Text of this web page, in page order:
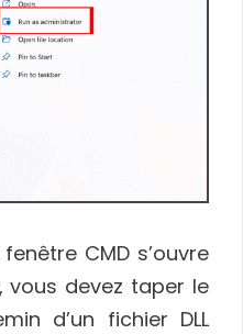
CMD s’ouvre
vous devez taper le
d’un fichier DLL